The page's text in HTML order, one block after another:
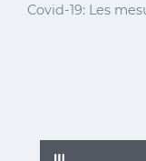
Covid-19: Les